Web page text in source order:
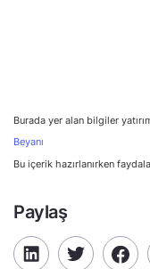
Burada yer alan bilgiler
Beyanı
Bu içerik hazırlanırken
Paylaş